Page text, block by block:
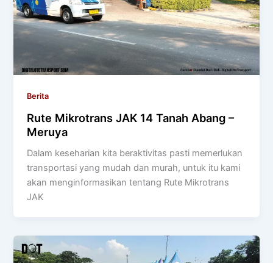
Berita
Rute Mikrotrans JAK 14 Tanah Abang –
Meruya
Dalam keseharian kita beraktivitas pasti memerlukan
transportasi yang mudah dan murah, untuk itu kami
akan menginformasikan tentang Rute Mikrotrans
JAK